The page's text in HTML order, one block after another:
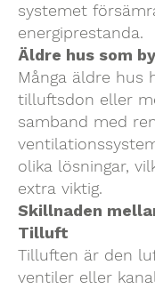
systemet
energiprestanda.
Äldre hus som
Många äldre hus
tilluftsdon eller
samband med
olika lösningar,
extra viktig.
Skillnaden
Tilluft
Tilluften är den
ventiler eller